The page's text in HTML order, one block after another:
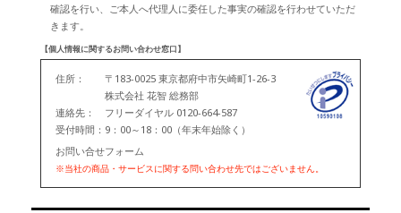
確認を行い、ご本人へ代理人に委任した事実の確認を行わせていただ
きます。
【個人情報に関するお問い合わせ窓口】
住所：
〒183-0025 東京都府中市矢崎町1-26-3
株式会社 花智 総務部
連絡先：
フリーダイヤル 0120-664-587
受付時間： 9：00～18：00（年末年始除く）
お問い合せフォーム
※当社の商品・サービスに関する問い合わせ先ではございません。